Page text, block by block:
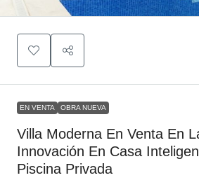
EN VENTA OBRA NUEVA
Villa Moderna En Venta En
Innovación En Casa
Piscina Privada